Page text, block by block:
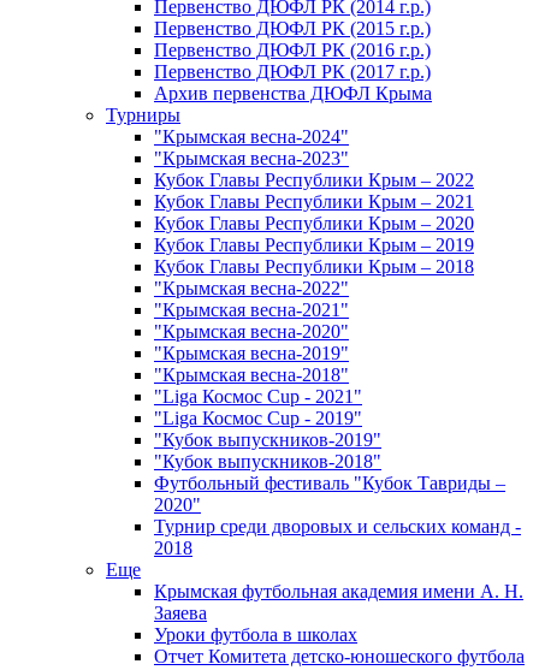
Первенство ДЮФЛ РК (2014 г.р.)
Первенство ДЮФЛ РК (2015 г.р.)
Первенство ДЮФЛ РК (2016 г.р.)
Первенство ДЮФЛ РК (2017 г.р.)
Архив первенства ДЮФЛ Крыма
Турниры
"Крымская весна-2024"
"Крымская весна-2023"
Кубок Главы Республики Крым – 2022
Кубок Главы Республики Крым – 2021
Кубок Главы Республики Крым – 2020
Кубок Главы Республики Крым – 2019
Кубок Главы Республики Крым – 2018
"Крымская весна-2022"
"Крымская весна-2021"
"Крымская весна-2020"
"Крымская весна-2019"
"Крымская весна-2018"
"Liga Космос Cup - 2021"
"Liga Космос Cup - 2019"
"Кубок выпускников-2019"
"Кубок выпускников-2018"
Футбольный фестиваль "Кубок Тавриды –
2020"
Турнир среди дворовых и сельских команд -
2018
Еще
Крымская футбольная академия имени А. Н.
Заяева
Уроки футбола в школах
Отчет Комитета детско-юношеского футбола